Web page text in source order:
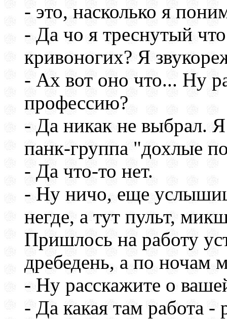
- это, насколько я
- Да чо я треснутый
кривоногих? Я
- Ах вот оно что... Ну
профессию?
- Да никак не выбрал.
панк-группа "дохлые
- Да что-то нет.
- Ну ничо, еще
негде, а тут пульт,
Пришлось на работу
дребедень, а по ночам
- Ну расскажите о
- Да какая там работа -